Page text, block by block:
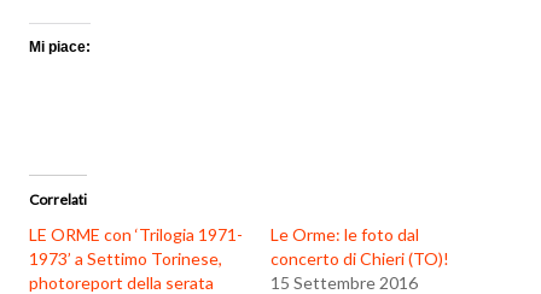
Mi piace:
Correlati
LE ORME con ‘Trilogia 1971-
1973’ a Settimo Torinese,
photoreport della serata
Le Orme: le foto dal
concerto di Chieri (TO)!
15 Settembre 2016